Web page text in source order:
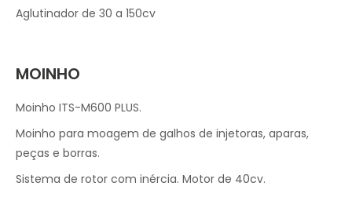
Aglutinador de 30 a 150cv
MOINHO
Moinho ITS-M600 PLUS.
Moinho para moagem de galhos de injetoras, aparas,
peças e borras.
Sistema de rotor com inércia. Motor de 40cv.